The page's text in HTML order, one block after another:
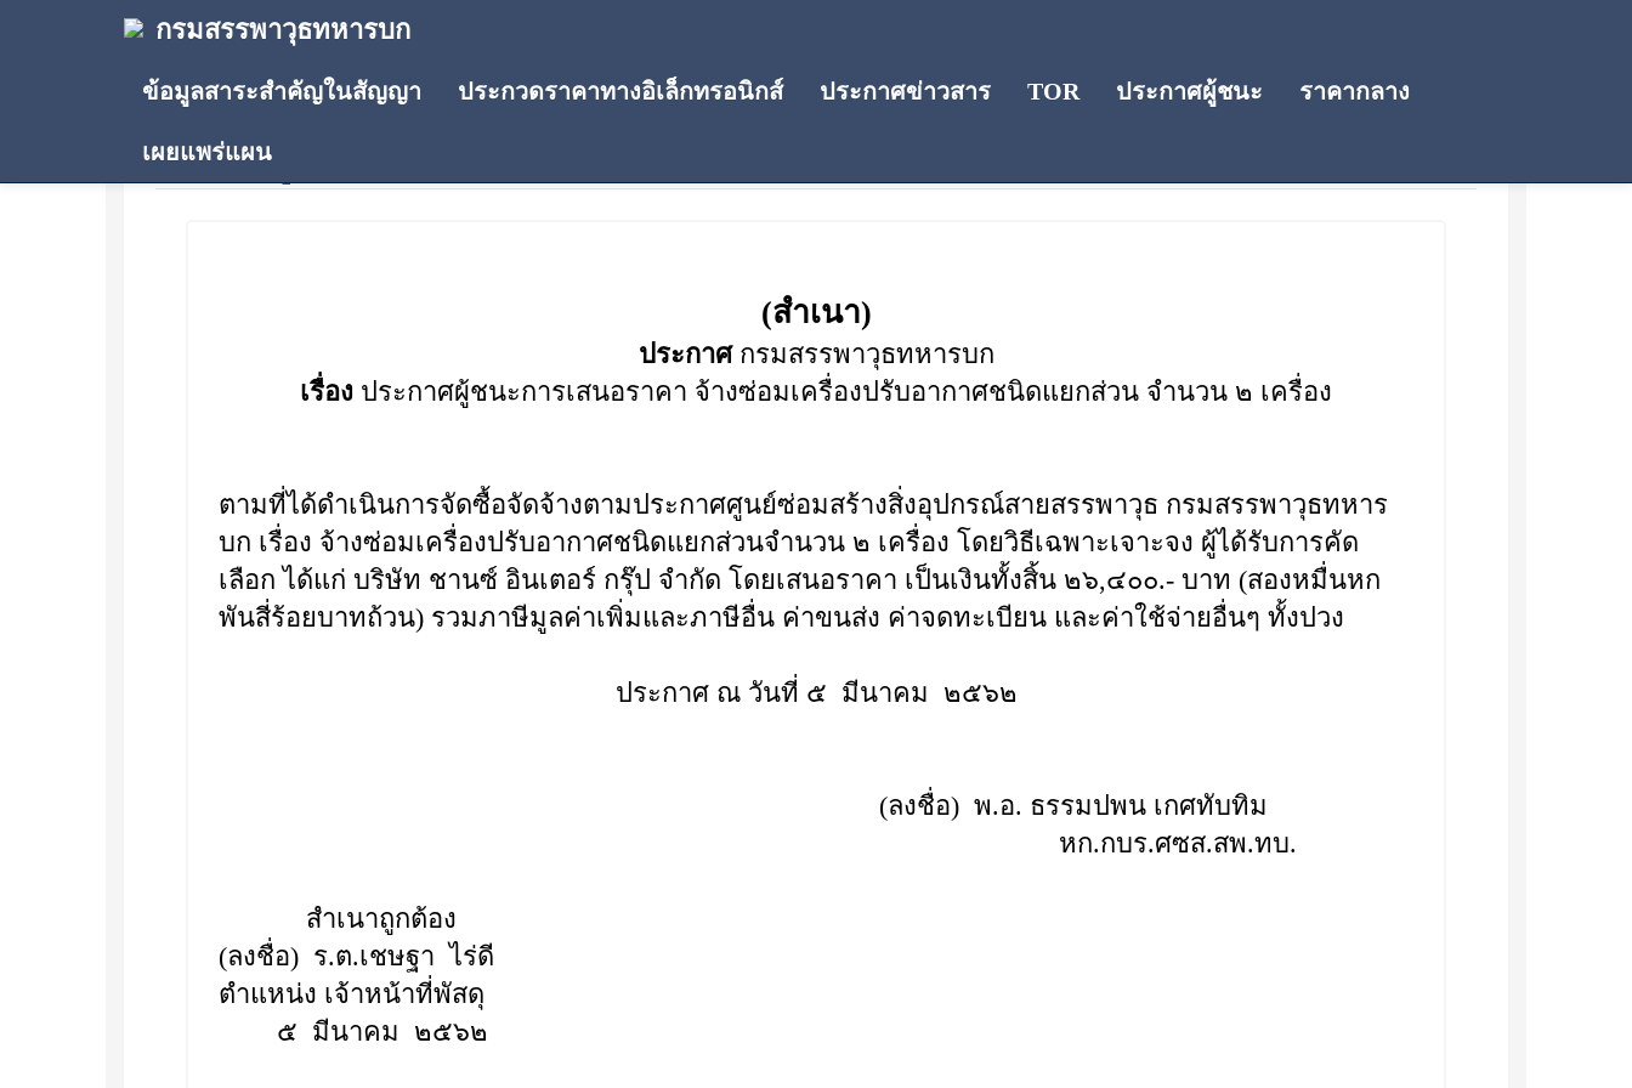
กรมสรรพาวุธทหารบก
ข้อมูลสาระสำคัญในสัญญา ประกวดราคาทางอิเล็กทรอนิกส์ ประกาศข่าวสาร TOR ประกาศผู้ชนะ ราคากลาง
เผยแพร่แผน
ประกาศผู้ชนะการเสนอราคา
(สำเนา)
ประกาศกรมสรรพาวุธทหารบก
เรื่อง ประกาศผู้ชนะการเสนอราคา จ้างซ่อมเครื่องปรับอากาศชนิดแยกส่วน จำนวน ๒ เครื่อง
ตามที่ได้ดำเนินการจัดซื้อจัดจ้างตามประกาศศูนย์ซ่อมสร้างสิ่งอุปกรณ์สายสรรพาวุธ กรมสรรพาวุธทหาร
บก เรื่อง จ้างซ่อมเครื่องปรับอากาศชนิดแยกส่วนจำนวน ๒ เครื่อง โดยวิธีเฉพาะเจาะจง ผู้ได้รับการคัด
เลือก ได้แก่ บริษัท ชานซ์ อินเตอร์ กรุ๊ป จำกัด โดยเสนอราคา เป็นเงินทั้งสิ้น ๒๖,๔๐๐.- บาท (สองหมื่นหก
พันสี่ร้อยบาทถ้วน) รวมภาษีมูลค่าเพิ่มและภาษีอื่น ค่าขนส่ง ค่าจดทะเบียน และค่าใช้จ่ายอื่นๆ ทั้งปวง
ประกาศ ณ วันที่ ๕ มีนาคม ๒๕๖๒
(ลงชื่อ) พ.อ. ธรรมปพน เกศทับทิม
หก.กบร.ศซส.สพ.ทบ.
สำเนาถูกต้อง
(ลงชื่อ) ร.ต.เชษฐา ไร่ดี
ตำแหน่ง เจ้าหน้าที่พัสดุ
๕ มีนาคม ๒๕๖๒